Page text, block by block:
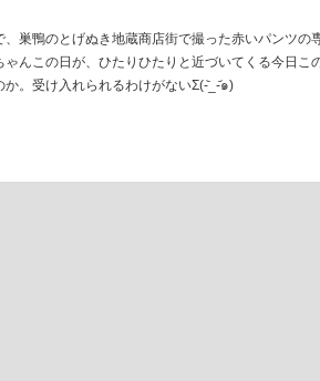
、巣鴨のとげぬき地蔵商店街で撮った赤いパンツの
ゃんこの日が、ひたりひたりと近づいてくる今日この
か。受け入れられるわけがないΣ(-᷅_-᷄๑)